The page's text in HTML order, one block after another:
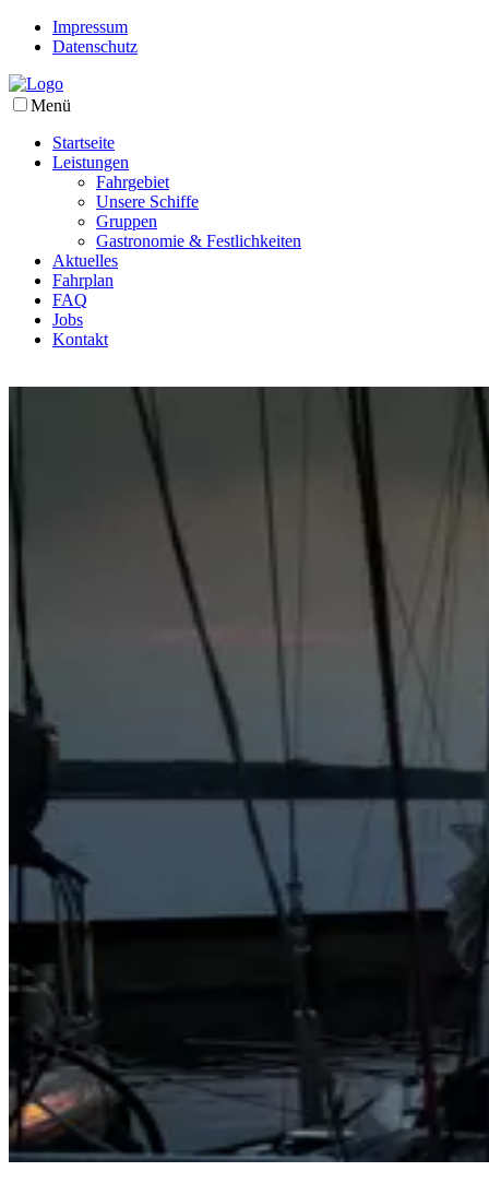
Impressum
Datenschutz
Menü
Startseite
Leistungen
Fahrgebiet
Unsere Schiffe
Gruppen
Gastronomie & Festlichkeiten
Aktuelles
Fahrplan
FAQ
Jobs
Kontakt